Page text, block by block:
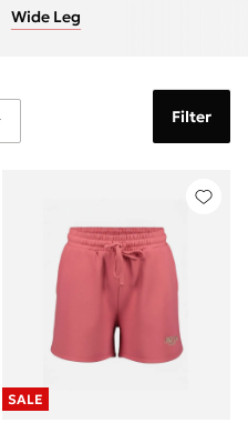
Wide Leg
Filter
SALE